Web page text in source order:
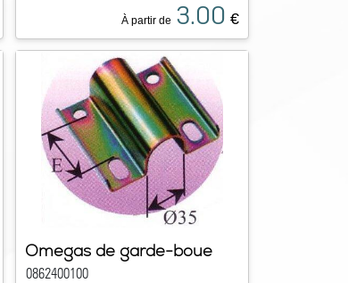
À partir de 3.00 €
Omegas de garde-boue
0862400100